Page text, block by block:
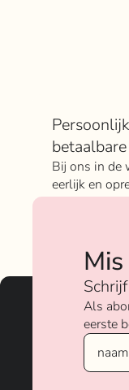
Over
Bij ons in de
eerlijk en
geloven
Over ons
Als
eerste